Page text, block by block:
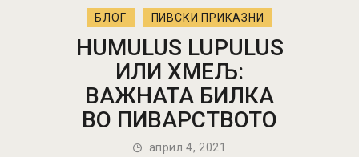
БЛОГ
ПИВОТЕКА
РЕЦЕНЗИИ
БЛОГ ПИВСКИ ПРИКАЗНИ
HUMULUS LUPULUS
ИЛИ ХМЕЉ:
ВАЖНАТА БИЛКА
ВО ПИВАРСТВОТО
април 4, 2021